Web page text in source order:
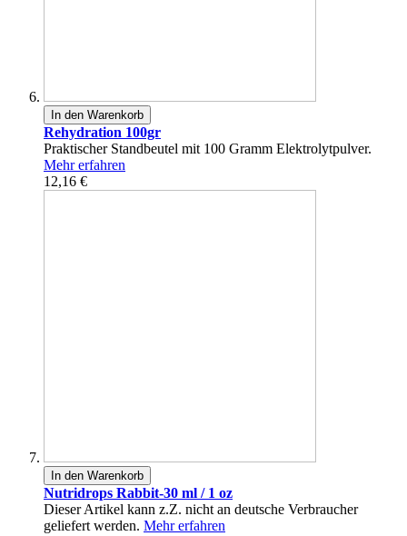
In den Warenkorb
Rehydration 100gr
Praktischer Standbeutel mit 100 Gramm Elektrolytpulver.
Mehr erfahren
12,16 €
In den Warenkorb
Nutridrops Rabbit-30 ml / 1 oz
Dieser Artikel kann z.Z. nicht an deutsche Verbraucher
geliefert werden. Mehr erfahren